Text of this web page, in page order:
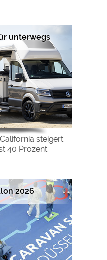
unterwegs
steigert
40 Prozent
2026